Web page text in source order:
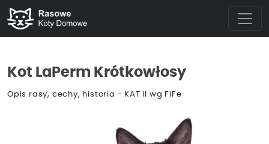
Kot LaPerm Krótkowłosy
Opis rasy, cechy, historia - KAT II wg FiFe